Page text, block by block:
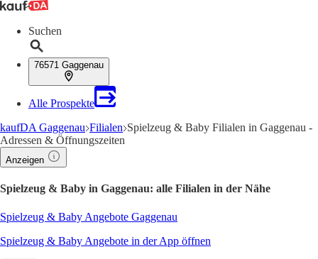
Suchen
76571 Gaggenau
Alle Prospekte
kaufDA Gaggenau Filialen Spielzeug & Baby Filialen in Gaggenau -
Adressen & Öffnungszeiten
Anzeigen
Spielzeug & Baby in Gaggenau: alle Filialen in der Nähe
Spielzeug & Baby Angebote Gaggenau
Spielzeug & Baby Angebote in der App öffnen